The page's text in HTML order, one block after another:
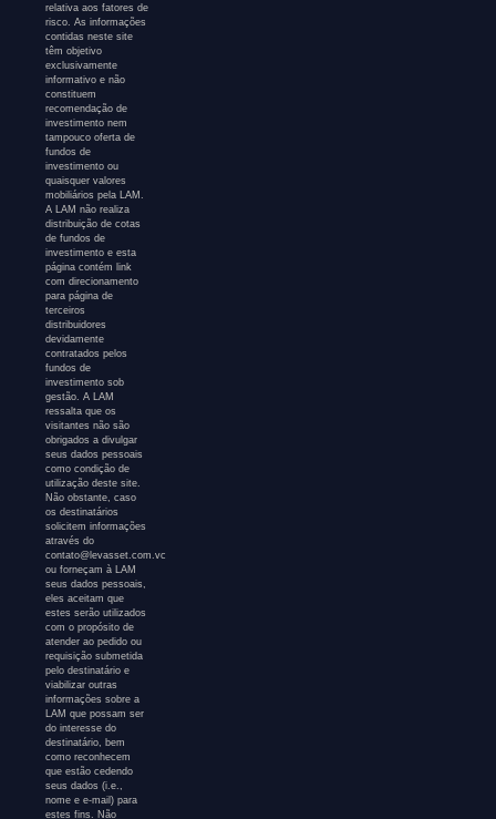
relativa aos fatores de
risco. As informações
contidas neste site
têm objetivo
exclusivamente
informativo e não
constituem
recomendação de
investimento nem
tampouco oferta de
fundos de
investimento ou
quaisquer valores
mobiliários pela LAM.
A LAM não realiza
distribuição de cotas
de fundos de
investimento e esta
página contém link
com direcionamento
para página de
terceiros
distribuidores
devidamente
contratados pelos
fundos de
investimento sob
gestão. A LAM
ressalta que os
visitantes não são
obrigados a divulgar
seus dados pessoais
como condição de
utilização deste site.
Não obstante, caso
os destinatários
solicitem informações
através do
contato@levasset.com.vc
ou forneçam à LAM
seus dados pessoais,
eles aceitam que
estes serão utilizados
com o propósito de
atender ao pedido ou
requisição submetida
pelo destinatário e
viabilizar outras
informações sobre a
LAM que possam ser
do interesse do
destinatário, bem
como reconhecem
que estão cedendo
seus dados (i.e.,
nome e e-mail) para
estes fins. Não